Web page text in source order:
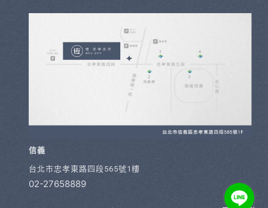
信義
台北市忠孝東路四段565號1樓
02-27658889